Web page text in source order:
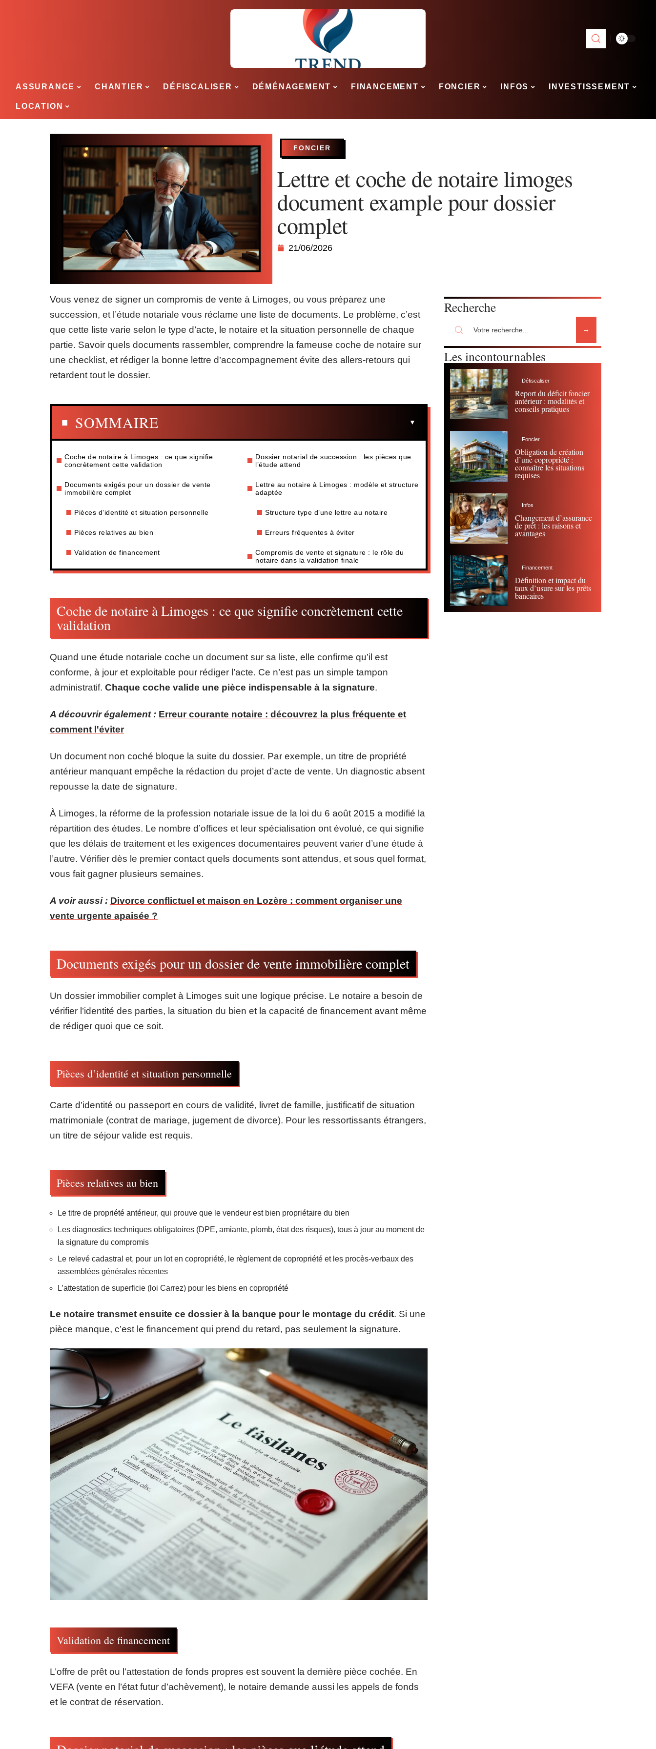
ASSURANCE CHANTIER DÉFISCALISER DÉMÉNAGEMENT FINANCEMENT FONCIER INFOS INVESTISSEMENT
LOCATION
FONCIER
Lettre et coche de notaire limoges
document example pour dossier
complet
21/06/2026
Vous venez de signer un compromis de vente à Limoges, ou vous préparez une
succession, et l’étude notariale vous réclame une liste de documents. Le problème, c’est
que cette liste varie selon le type d’acte, le notaire et la situation personnelle de chaque
partie. Savoir quels documents rassembler, comprendre la fameuse coche de notaire sur
une checklist, et rédiger la bonne lettre d’accompagnement évite des allers-retours qui
retardent tout le dossier.
SOMMAIRE
Coche de notaire à Limoges : ce que signifie
concrètement cette validation
Documents exigés pour un dossier de vente
immobilière complet
Pièces d’identité et situation personnelle
Pièces relatives au bien
Validation de financement
Dossier notarial de succession : les pièces que
l’étude attend
Lettre au notaire à Limoges : modèle et structure
adaptée
Structure type d’une lettre au notaire
Erreurs fréquentes à éviter
Compromis de vente et signature : le rôle du
notaire dans la validation finale
Coche de notaire à Limoges : ce que signifie concrètement cette
validation
Quand une étude notariale coche un document sur sa liste, elle confirme qu’il est
conforme, à jour et exploitable pour rédiger l’acte. Ce n’est pas un simple tampon
administratif. Chaque coche valide une pièce indispensable à la signature.
A découvrir également : Erreur courante notaire : découvrez la plus fréquente et
comment l'éviter
Un document non coché bloque la suite du dossier. Par exemple, un titre de propriété
antérieur manquant empêche la rédaction du projet d’acte de vente. Un diagnostic absent
repousse la date de signature.
À Limoges, la réforme de la profession notariale issue de la loi du 6 août 2015 a modifié la
répartition des études. Le nombre d’offices et leur spécialisation ont évolué, ce qui signifie
que les délais de traitement et les exigences documentaires peuvent varier d’une étude à
l’autre. Vérifier dès le premier contact quels documents sont attendus, et sous quel format,
vous fait gagner plusieurs semaines.
A voir aussi : Divorce conflictuel et maison en Lozère : comment organiser une
vente urgente apaisée ?
Documents exigés pour un dossier de vente immobilière complet
Un dossier immobilier complet à Limoges suit une logique précise. Le notaire a besoin de
vérifier l’identité des parties, la situation du bien et la capacité de financement avant même
de rédiger quoi que ce soit.
Pièces d’identité et situation personnelle
Carte d’identité ou passeport en cours de validité, livret de famille, justificatif de situation
matrimoniale (contrat de mariage, jugement de divorce). Pour les ressortissants étrangers,
un titre de séjour valide est requis.
Pièces relatives au bien
Le titre de propriété antérieur, qui prouve que le vendeur est bien propriétaire du bien
Les diagnostics techniques obligatoires (DPE, amiante, plomb, état des risques), tous à jour au moment de
la signature du compromis
Le relevé cadastral et, pour un lot en copropriété, le règlement de copropriété et les procès-verbaux des
assemblées générales récentes
L’attestation de superficie (loi Carrez) pour les biens en copropriété
Le notaire transmet ensuite ce dossier à la banque pour le montage du crédit. Si une
pièce manque, c’est le financement qui prend du retard, pas seulement la signature.
Validation de financement
L’offre de prêt ou l’attestation de fonds propres est souvent la dernière pièce cochée. En
VEFA (vente en l’état futur d’achèvement), le notaire demande aussi les appels de fonds
et le contrat de réservation.
Recherche
Les incontournables
Défiscaliser
Report du déficit foncier
antérieur : modalités et
conseils pratiques
Foncier
Obligation de création
d’une copropriété :
connaître les situations
requises
Infos
Changement d’assurance
de prêt : les raisons et
avantages
Financement
Définition et impact du
taux d’usure sur les prêts
bancaires